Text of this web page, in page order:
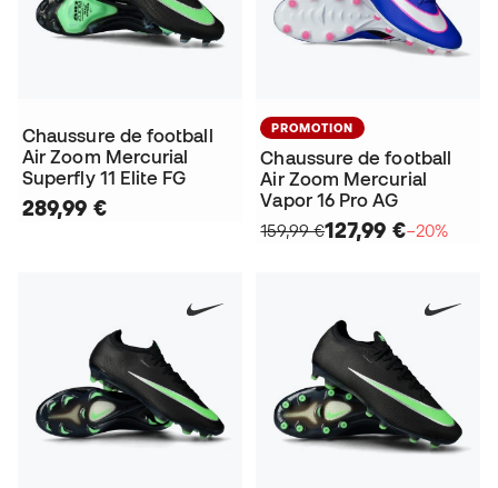
Chaussure de football
Air Zoom Mercurial
Superfly 11 Elite FG
289,99 €
PROMOTION
Chaussure de football
Air Zoom Mercurial
Vapor 16 Pro AG
159,99 €127,99 €−20%